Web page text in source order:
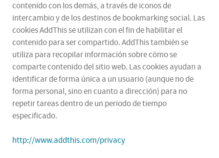
contenido con los demás, a través de iconos de
intercambio y de los destinos de bookmarking social. Las
cookies AddThis se utilizan con el fin de habilitar el
contenido para ser compartido. AddThis también se
utiliza para recopilar información sobre cómo se
comparte contenido del sitio web. Las cookies ayudan a
identificar de forma única a un usuario (aunque no de
forma personal, sino en cuanto a dirección) para no
repetir tareas dentro de un periodo de tiempo
especificado.
http://www.addthis.com/privacy